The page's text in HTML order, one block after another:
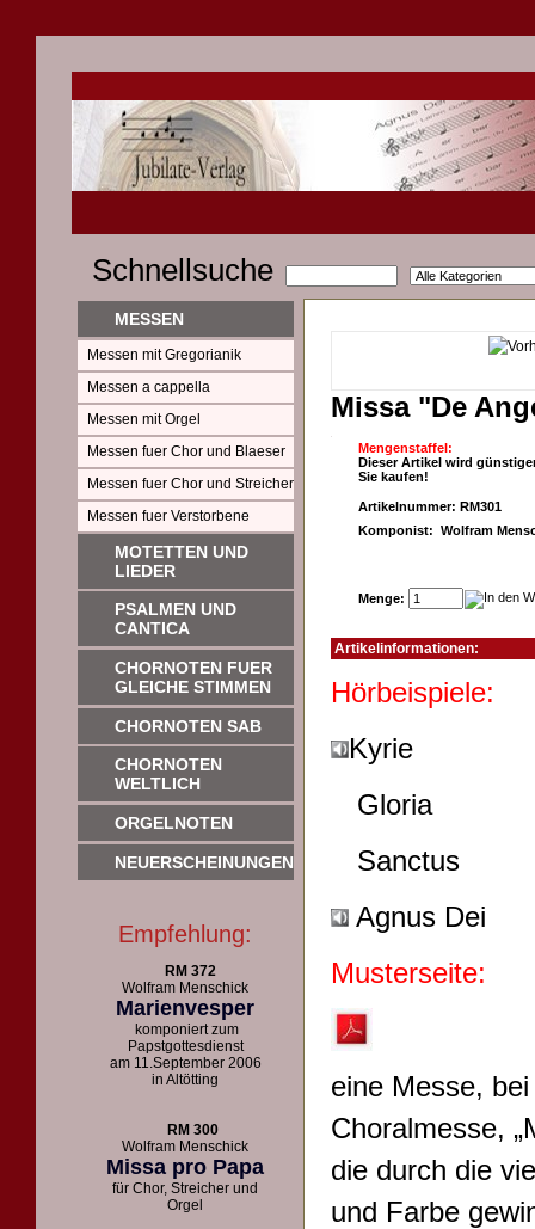
Schnellsuche
MESSEN
Messen mit Gregorianik
Messen a cappella
Messen mit Orgel
Messen fuer Chor und Blaeser
Messen fuer Chor und Streicher
Messen fuer Verstorbene
MOTETTEN UND
LIEDER
PSALMEN UND
CANTICA
CHORNOTEN FUER
GLEICHE STIMMEN
CHORNOTEN SAB
CHORNOTEN
WELTLICH
ORGELNOTEN
NEUERSCHEINUNGEN
Empfehlung:
RM 372
Wolfram Menschick
Marienvesper
komponiert zum
Papstgottesdienst
am 11.September 2006
in Altötting
RM 300
Wolfram Menschick
Missa pro Papa
für Chor, Streicher und
Orgel
Missa "De
Mengenstaffel:
Dieser Artikel wird
Sie kaufen!
Artikelnummer: RM301
Komponist: Wolfram
Menge:
Artikelinformationen:
Kyrie
Gloria
Sanctus
Agnus Dei
Musterseite:
eine Messe,
Choralmesse,
die durch die
und Farbe